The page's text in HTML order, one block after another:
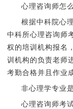
心理咨询师怎
根据中科院心
中科所心理咨询师
权的培训机构报名
训机构的负责老师
考勤合格并且作业
非心理学专业
心理咨询师考